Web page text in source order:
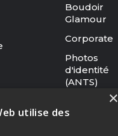
Boudoir
Glamour
Corporate
Photos
d'identité
(ANTS)
utilise des
×